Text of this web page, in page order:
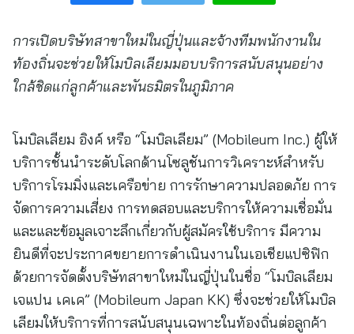
การเปิดบริษัทสาขาใหม่ในญี่ปุ่นและจ้างทีมพนักงานใน
ท้องถิ่นจะช่วยให้โมบิลเลียมมอบบริการสนับสนุนอย่าง
ใกล้ชิดแก่ลูกค้าและพันธมิตรในภูมิภาค
โมบิลเลียม อิงค์ หรือ “โมบิลเลียม” (Mobileum Inc.) ผู้ให้
บริการชั้นนำระดับโลกด้านโซลูชันการวิเคราะห์สำหรับ
บริการโรมมิ่งและเครือข่าย การรักษาความปลอดภัย การ
จัดการความเสี่ยง การทดสอบและบริการให้ความเชื่อมั่น
และและข้อมูลเจาะลึกเกี่ยวกับผู้สมัครใช้บริการ มีความ
ยินดีที่จะประกาศขยายการดำเนินงานในเอเชียแปซิฟิก
ด้วยการจัดตั้งบริษัทสาขาใหม่ในญี่ปุ่นในชื่อ “โมบิลเลียม
เจแปน เคเค” (Mobileum Japan KK) ซึ่งจะช่วยให้โมบิล
เลียมให้บริการที่การสนับสนุนเฉพาะในท้องถิ่นต่อลูกค้า